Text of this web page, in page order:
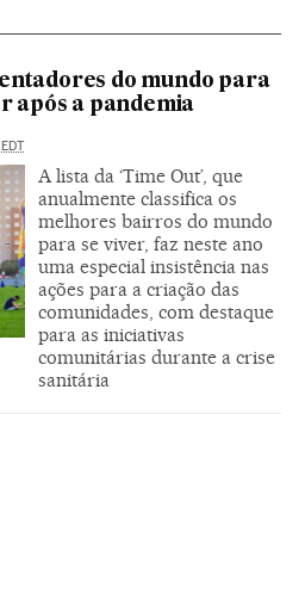
do mundo para
após a pandemia
EDT
A lista da ‘Time Out’, que
anualmente classifica os
melhores bairros do mundo
para se viver, faz neste ano
uma especial insistência nas
ações para a criação das
comunidades, com destaque
para as iniciativas
comunitárias durante a crise
sanitária